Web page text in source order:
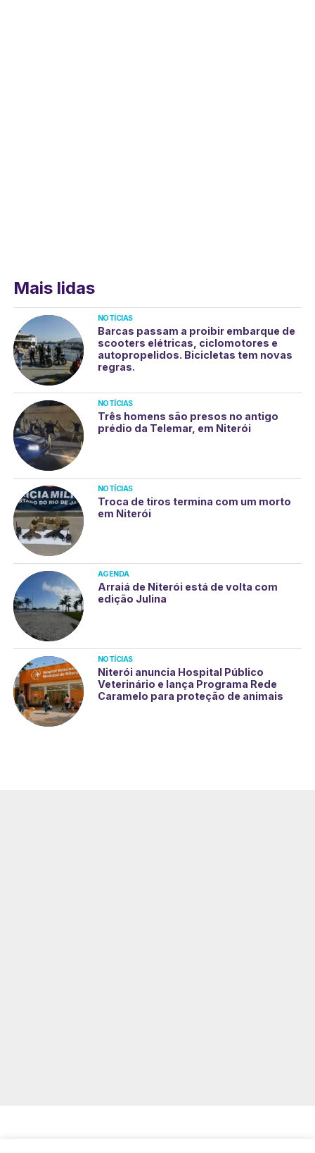
Mais lidas
NOTÍCIAS
Barcas passam a proibir embarque de
scooters elétricas, ciclomotores e
autopropelidos. Bicicletas tem novas
regras.
NOTÍCIAS
Três homens são presos no antigo
prédio da Telemar, em Niterói
NOTÍCIAS
Troca de tiros termina com um morto
em Niterói
AGENDA
Arraiá de Niterói está de volta com
edição Julina
NOTÍCIAS
Niterói anuncia Hospital Público
Veterinário e lança Programa Rede
Caramelo para proteção de animais